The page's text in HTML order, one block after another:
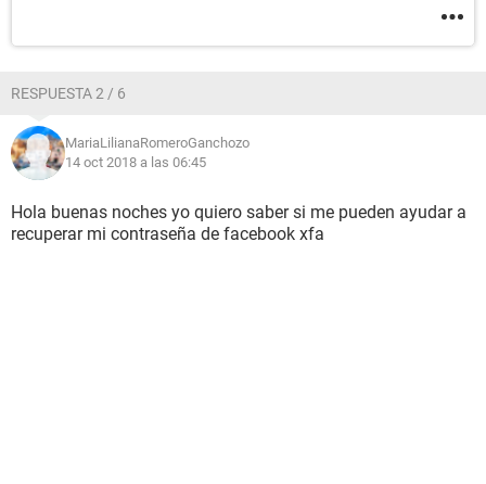
RESPUESTA 2 / 6
MariaLilianaRomeroGanchozo
14 oct 2018 a las 06:45
Hola buenas noches yo quiero saber si me pueden ayudar a
recuperar mi contraseña de facebook xfa